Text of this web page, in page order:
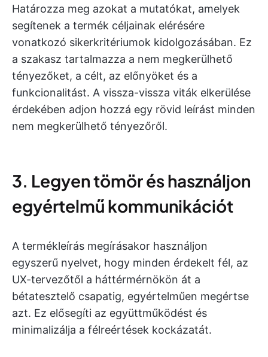
Határozza meg azokat a mutatókat, amelyek
segítenek a termék céljainak elérésére
vonatkozó sikerkritériumok kidolgozásában. Ez
a szakasz tartalmazza a nem megkerülhető
tényezőket, a célt, az előnyöket és a
funkcionalitást. A vissza-vissza viták elkerülése
érdekében adjon hozzá egy rövid leírást minden
nem megkerülhető tényezőről.
3. Legyen tömör és használjon
egyértelmű kommunikációt
A termékleírás megírásakor használjon
egyszerű nyelvet, hogy minden érdekelt fél, az
UX-tervezőtől a háttérmérnökön át a
bétatesztelő csapatig, egyértelműen megértse
azt. Ez elősegíti az együttműködést és
minimalizálja a félreértések kockázatát.